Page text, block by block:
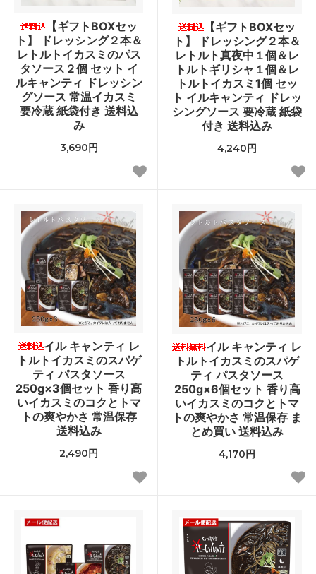
【ギフトBOXセッ
ト】 ドレッシング２本＆
レトルトイカスミのパス
タソース２個 セット イ
ルキャンティ ドレッシン
グソース 常温イカスミ
要冷蔵 紙袋付き 送料込
み
3,690円
【ギフトBOXセッ
ト】 ドレッシング２本＆
レトルト真夜中１個＆レ
トルトギリシャ１個＆レ
トルトイカスミ1個 セッ
ト イルキャンティ ドレッ
シングソース 要冷蔵 紙袋
付き 送料込み
4,240円
イル キャンティ レ
トルトイカスミのスパゲ
ティ パスタソース
250g×3個セット 香り高
いイカスミのコクとトマ
トの爽やかさ 常温保存
送料込み
2,490円
イル キャンティ レ
トルトイカスミのスパゲ
ティ パスタソース
250g×6個セット 香り高
いイカスミのコクとトマ
トの爽やかさ 常温保存 ま
とめ買い 送料込み
4,170円